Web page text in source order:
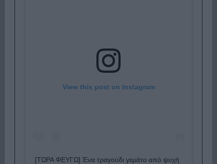
View this post on Instagram
[ΤΩΡΑ ΦΕΥΓΩ] Ένα τραγούδι γεμάτο από ψυχή